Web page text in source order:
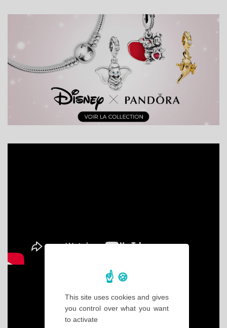
This site uses cookies and gives
you control over what you want
to activate